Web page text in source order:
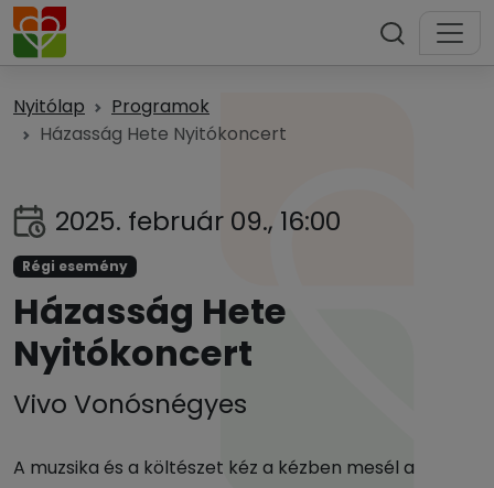
Nyitólap
Programok
Házasság Hete Nyitókoncert
2025. február 09., 16:00
Régi esemény
Házasság Hete
Nyitókoncert
Vivo Vonósnégyes
A muzsika és a költészet kéz a kézben mesél a